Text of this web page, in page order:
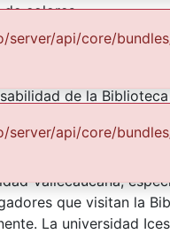
colores.
de la
Departamental, con el
Vallecaucana,
que visitan la
La universidad
api/core/
api/core/